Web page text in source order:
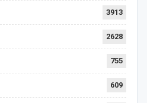
3913
2628
755
609